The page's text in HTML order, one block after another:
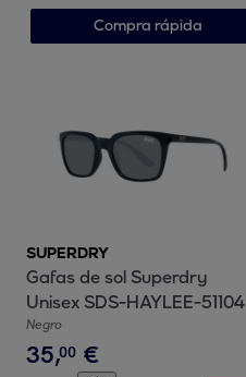
Compra rápida
SUPERDRY
Gafas de sol Superdry
Unisex SDS-HAYLEE-51104
Negro
35,00 €